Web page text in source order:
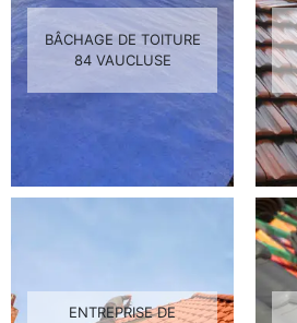
BÂCHAGE DE TOITURE
84 VAUCLUSE
ENTREPRISE DE